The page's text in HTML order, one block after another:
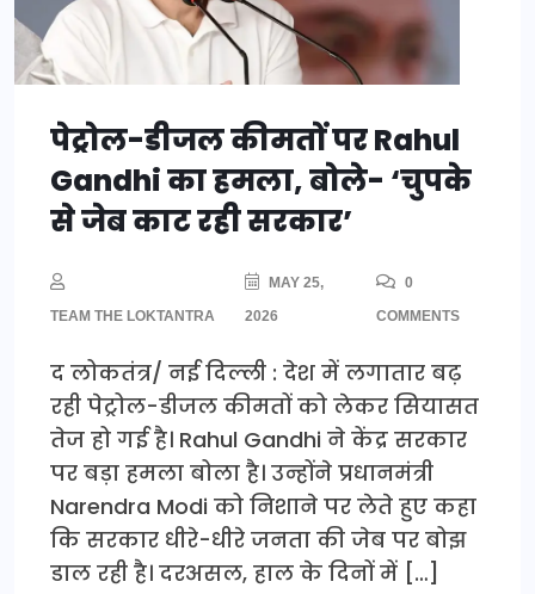
पेट्रोल-डीजल कीमतों पर Rahul
Gandhi का हमला, बोले- ‘चुपके
से जेब काट रही सरकार’
TEAM THE LOKTANTRA
MAY 25,
2026
0
COMMENTS
द लोकतंत्र/ नई दिल्ली : देश में लगातार बढ़
रही पेट्रोल-डीजल कीमतों को लेकर सियासत
तेज हो गई है। Rahul Gandhi ने केंद्र सरकार
पर बड़ा हमला बोला है। उन्होंने प्रधानमंत्री
Narendra Modi को निशाने पर लेते हुए कहा
कि सरकार धीरे-धीरे जनता की जेब पर बोझ
डाल रही है। दरअसल, हाल के दिनों में […]